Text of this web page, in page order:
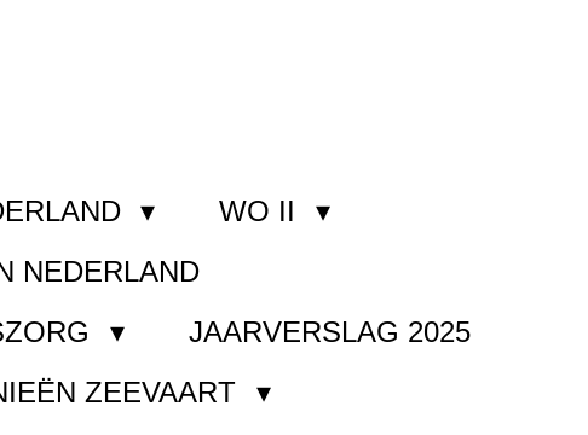
WO II
NEDERLAND
JAARVERSLAG 2025
ZEEVAART